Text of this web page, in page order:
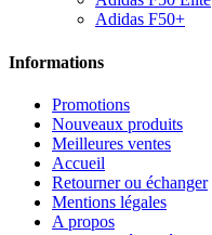
Adidas F50+
Informations
Promotions
Nouveaux produits
Meilleures ventes
Accueil
Retourner ou échanger
Mentions légales
A propos